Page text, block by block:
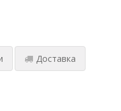
Доставка